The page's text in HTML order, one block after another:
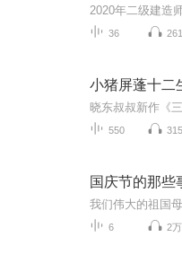
36
550
国庆节的那些
6 2万